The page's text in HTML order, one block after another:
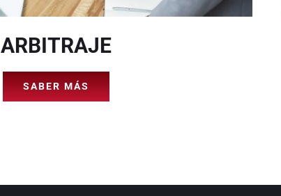
ARBITRAJE
SABER MÁS